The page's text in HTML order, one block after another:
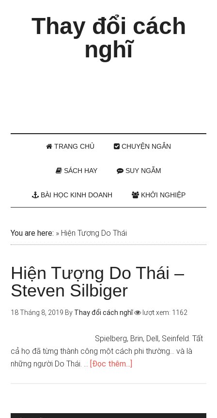
Thay đổi cách
nghĩ
TRANG CHỦ CHUYỆN NGẮN
SÁCH HAY SUY NGẪM
BÀI HỌC KINH DOANH KHỞI NGHIỆP
You are here: » Hiện Tượng Do Thái
Hiện Tượng Do Thái –
Steven Silbiger
18 Tháng 8, 2019 By Thay đổi cách nghĩ lượt xem: 1162
Spielberg, Brin, Dell, Seinfeld. Tất
cả họ đã từng thành công một cách phi thường... và là
những người Do Thái. … [Đọc thêm...]